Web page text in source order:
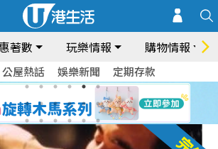
著數 玩樂情報 購物情報
公屋熱話 娛樂新聞 定期存款